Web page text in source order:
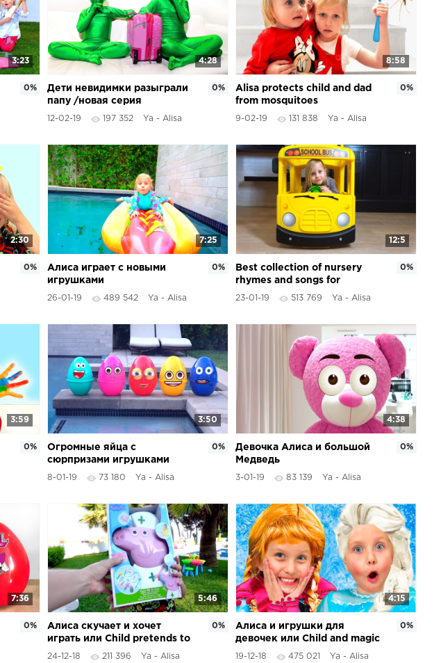
3:23
0%
4:28
Дети невидимки разыграли
папу /новая серия
12-02-19 197 352 Ya - Alisa
0%
8:58
Alisa protects child and dad
from mosquitoes
9-02-19 131 838 Ya - Alisa
0%
2:30
0%
7:25
Алиса играет с новыми
игрушками
26-01-19 489 542 Ya - Alisa
0%
12:5
Best collection of nursery
rhymes and songs for
children
23-01-19 513 769 Ya - Alisa
0%
3:59
0%
3:50
Огромные яйца с
сюрпризами игрушками
Щенячий Патруль
8-01-19 73 180 Ya - Alisa
0%
4:38
Девочка Алиса и большой
Медведь
3-01-19 83 139 Ya - Alisa
0%
7:36
0%
5:46
Алиса скучает и хочет
играть или Сhild pretends to
play with a set of &quot; Dr.
24-12-18 211 396 Ya - Alisa
0%
4:15
Алиса и игрушки для
девочек или Child and magic
glasses
19-12-18 475 021 Ya - Alisa
0%